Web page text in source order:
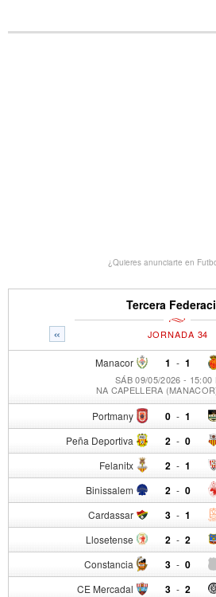
¿Quieres anunciarte en
Tercera
« JORNADA 34
Manacor 1 - 1
SÁB 09/05/2026 - 15:00
NA CAPELLERA
Portmany 0 - 1
Peña Deportiva 2 - 0
Felanitx 2 - 1
Binissalem 2 - 0
Cardassar 3 - 1
Llosetense 2 - 2
Constancia 3 - 0
CE Mercadal 3 - 2